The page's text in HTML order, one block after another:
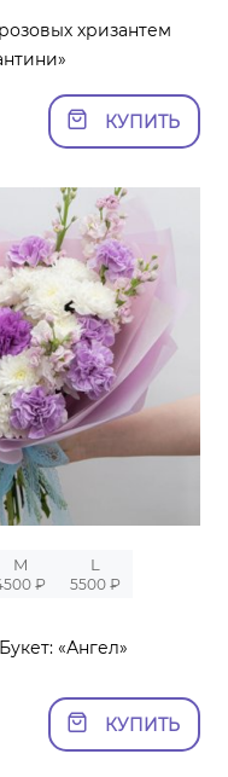
хризантем
КУПИТЬ
M
₽
L
5500 ₽
«Ангел»
КУПИТЬ